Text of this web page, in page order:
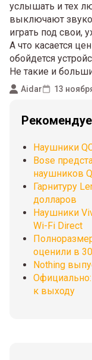
услышать и тех
выключают
играть под свои,
А что касается
обойдется
Не такие и
Aidar 13
Наушники
Bose
наушников
Гарнитуру
долларов
Наушники
Wi-Fi Direct
оценили в
Nothing
к выходу